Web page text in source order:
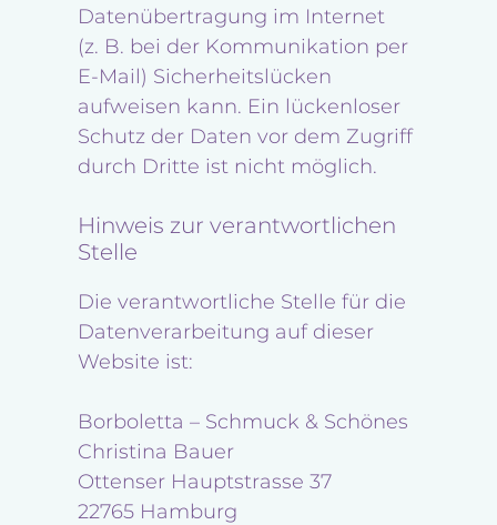
Datenübertragung im Internet
(z. B. bei der Kommunikation per
E-Mail) Sicherheitslücken
aufweisen kann. Ein lückenloser
Schutz der Daten vor dem Zugriff
durch Dritte ist nicht möglich.
Hinweis zur verantwortlichen
Stelle
Die verantwortliche Stelle für die
Datenverarbeitung auf dieser
Website ist:
Borboletta – Schmuck & Schönes
Christina Bauer
Ottenser Hauptstrasse 37
22765 Hamburg